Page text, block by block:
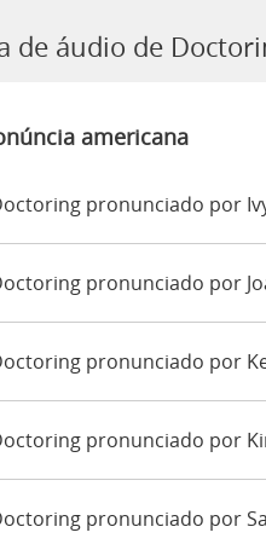
de áudio de
americana
pronunciado por
pronunciado por
pronunciado por
pronunciado por
pronunciado por